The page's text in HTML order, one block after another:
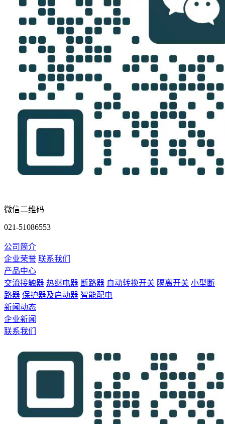
微信二维码
021-51086553
公司简介
企业荣誉 联系我们
产品中心
交流接触器 热继电器 断路器 自动转换开关 隔离开关 小型断
路器 保护器及启动器 智能配电
新闻动态
企业新闻
联系我们